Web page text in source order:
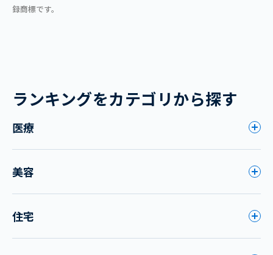
録商標です。
ランキングをカテゴリから探す
医療
美容
住宅